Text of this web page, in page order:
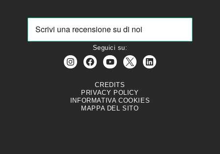
Seguici su:
CREDITS
PRIVACY POLICY
INFORMATIVA COOKIES
MAPPA DEL SITO